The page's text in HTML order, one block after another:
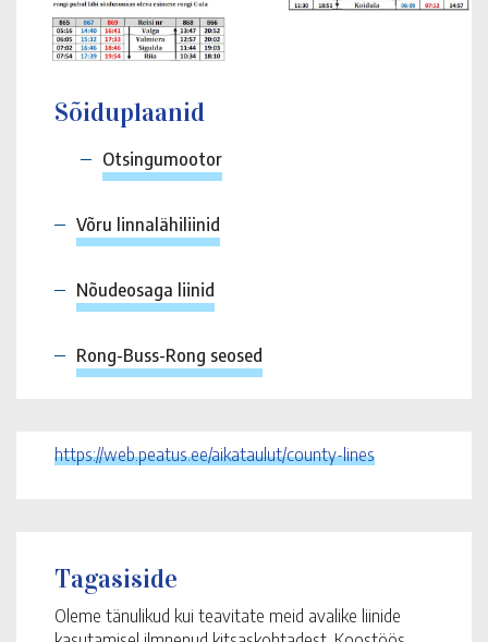
Sõiduplaanid
Otsingumootor
Võru linnalähiliinid
Nõudeosaga liinid
Rong-Buss-Rong seosed
https://web.peatus.ee/aikataulut/county-lines
Tagasiside
Oleme tänulikud kui teavitate meid avalike liinide